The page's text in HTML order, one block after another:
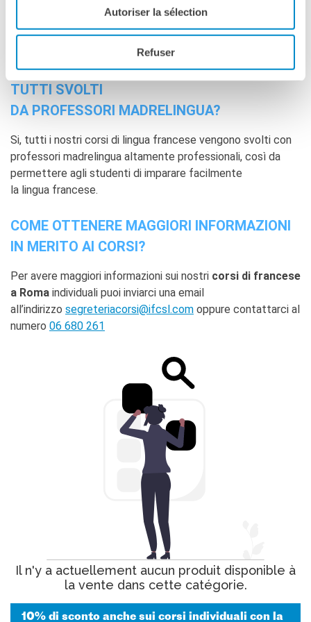
Autoriser la sélection
Refuser
presso la nostra sede aRoma
Giuseppe Toniolo, 20/22, nei pressi di Piazza Venezia.
I CORSI DI FRANCESE INDIVIDUALI SONO
TUTTI SVOLTI
DA PROFESSORI MADRELINGUA?
Si, tutti i nostri corsi di lingua francese vengono svolti con
professori madrelingua altamente professionali, così da
permettere agli studenti di imparare facilmente
la lingua francese.
COME OTTENERE MAGGIORI INFORMAZIONI
IN MERITO AI CORSI?
Per avere maggiori informazioni sui nostri corsi di francese
a Roma individuali puoi inviarci una email
all’indirizzo segreteriacorsi@ifcsl.com oppure contattarci al
numero 06 680 261
Il n'y a actuellement aucun produit disponible à
la vente dans cette catégorie.
10% di sconto anche sui corsi individuali con la